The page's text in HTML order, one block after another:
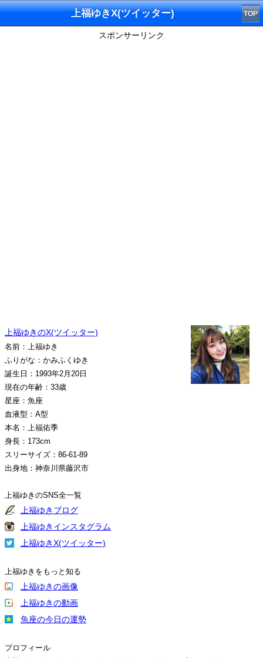
上福ゆきX(ツイッター) TOP
スポンサーリンク
上福ゆきのX(ツイッター)
名前：上福ゆき
ふりがな：かみふくゆき
誕生日：1993年2月20日
現在の年齢：33歳
星座：魚座
血液型：A型
本名：上福佑季
身長：173cm
スリーサイズ：86-61-89
出身地：神奈川県藤沢市
上福ゆきのSNS全一覧
上福ゆきブログ
上福ゆきインスタグラム
上福ゆきX(ツイッター)
上福ゆきをもっと知る
上福ゆきの画像
上福ゆきの動画
魚座の今日の運勢
プロフィール